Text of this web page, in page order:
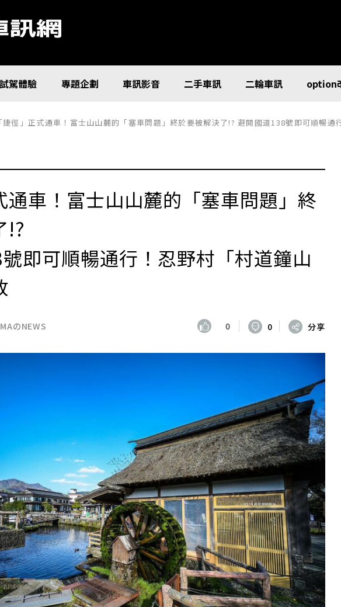
試駕體驗 專題企劃 車訊影音 二手車訊 二輪車訊 option
「捷徑」正式通車！富士山山麓的「塞車問題」終於要被解決了!? 避開國道138號即可順暢
通車！富士山山麓的「塞車問題」終
!?
即可順暢通行！忍野村「村道鐘山
のNEWS 0 0 分享